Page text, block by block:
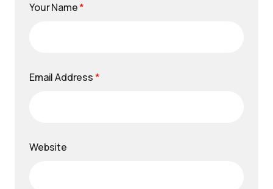
Your Name*
Email Address *
Website